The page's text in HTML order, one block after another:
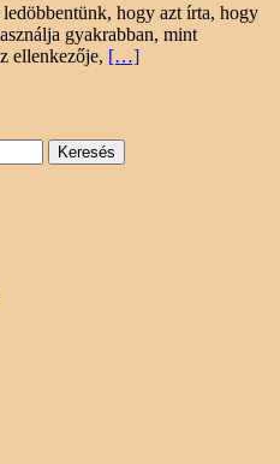
hogy azt írta, hogy
gyakrabban, mint
ellenkezője, […]